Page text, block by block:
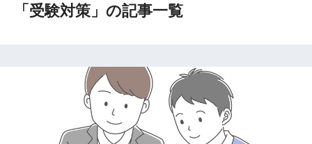
「受験対策」の記事一覧